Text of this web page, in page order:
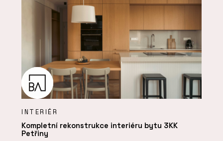
INTERIÉR
Kompletní rekonstrukce interiéru bytu 3KK
Petřiny